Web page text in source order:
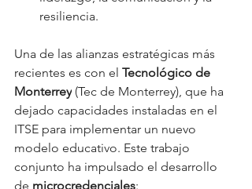
resiliencia.
Una de las alianzas estratégicas más
recientes es con el Tecnológico de
Monterrey (Tec de Monterrey), que ha
dejado capacidades instaladas en el
ITSE para implementar un nuevo
modelo educativo. Este trabajo
conjunto ha impulsado el desarrollo
de microcredenciales: